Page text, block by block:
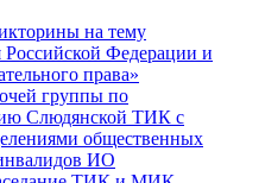
на тему
Российской Федерации и
права»
группы по
Слюдянской ТИК с
общественных
ИО